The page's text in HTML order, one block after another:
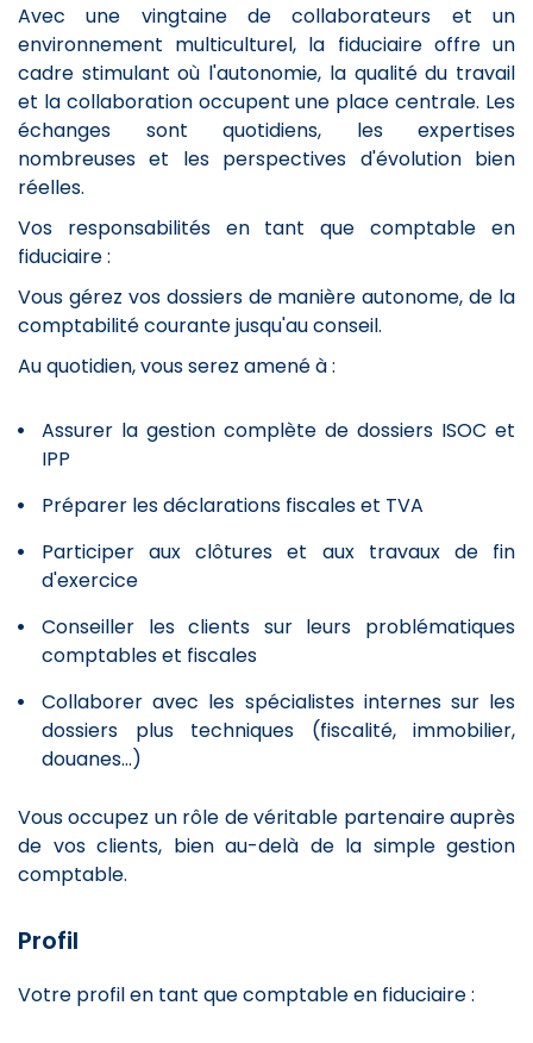
Avec une vingtaine de collaborateurs et un
environnement multiculturel, la fiduciaire offre un
cadre stimulant où l'autonomie, la qualité du travail
et la collaboration occupent une place centrale. Les
échanges sont quotidiens, les expertises
nombreuses et les perspectives d'évolution bien
réelles.
Vos responsabilités en tant que comptable en
fiduciaire :
Vous gérez vos dossiers de manière autonome, de la
comptabilité courante jusqu'au conseil.
Au quotidien, vous serez amené à :
Assurer la gestion complète de dossiers ISOC et
IPP
Préparer les déclarations fiscales et TVA
Participer aux clôtures et aux travaux de fin
d'exercice
Conseiller les clients sur leurs problématiques
comptables et fiscales
Collaborer avec les spécialistes internes sur les
dossiers plus techniques (fiscalité, immobilier,
douanes...)
Vous occupez un rôle de véritable partenaire auprès
de vos clients, bien au-delà de la simple gestion
comptable.
Profil
Votre profil en tant que comptable en fiduciaire :